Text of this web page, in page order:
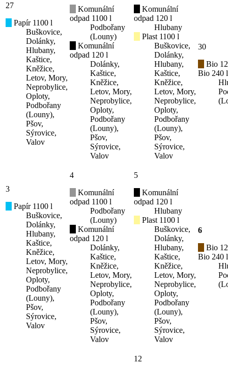
27
Papír 1100 l
Buškovice,
Dolánky,
Hlubany,
Kaštice,
Kněžice,
Letov, Mory,
Neprobylice,
Oploty,
Podbořany
(Louny),
Pšov,
Sýrovice,
Valov
Komunální
odpad 1100 l
Podbořany
(Louny)
Komunální
odpad 120 l
Dolánky,
Kaštice,
Kněžice,
Letov, Mory,
Neprobylice,
Oploty,
Podbořany
(Louny),
Pšov,
Sýrovice,
Valov
Komunální
odpad 120 l
Hlubany
Plast 1100 l
Buškovice,
Dolánky,
Hlubany,
Kaštice,
Kněžice,
Letov, Mory,
Neprobylice,
Oploty,
Podbořany
(Louny),
Pšov,
Sýrovice,
Valov
30
Bio
Bio 240 l
3
Papír 1100 l
Buškovice,
Dolánky,
Hlubany,
Kaštice,
Kněžice,
Letov, Mory,
Neprobylice,
Oploty,
Podbořany
(Louny),
Pšov,
Sýrovice,
Valov
4
Komunální
odpad 1100 l
Podbořany
(Louny)
Komunální
odpad 120 l
Dolánky,
Kaštice,
Kněžice,
Letov, Mory,
Neprobylice,
Oploty,
Podbořany
(Louny),
Pšov,
Sýrovice,
Valov
5
Komunální
odpad 120 l
Hlubany
Plast 1100 l
Buškovice,
Dolánky,
Hlubany,
Kaštice,
Kněžice,
Letov, Mory,
Neprobylice,
Oploty,
Podbořany
(Louny),
Pšov,
Sýrovice,
Valov
6
Bio
Bio 240 l
12